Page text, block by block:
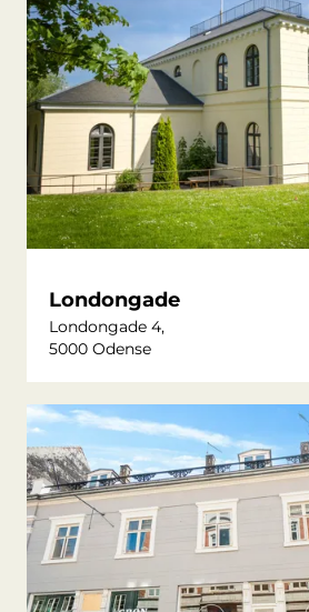
Londongade
Londongade 4,
5000 Odense